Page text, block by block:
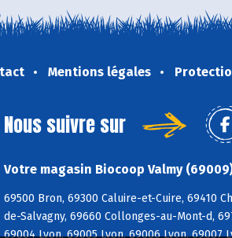
Mentions légales
Nous suivre sur
Votre magasin Biocoop Valmy
69500 Bron, 69300 Caluire-et-Cuire, 69410
de-Salvagny, 69660 Collonges-au-Mont-d,
69004 Lyon, 69005 Lyon, 69006 Lyon, 69007